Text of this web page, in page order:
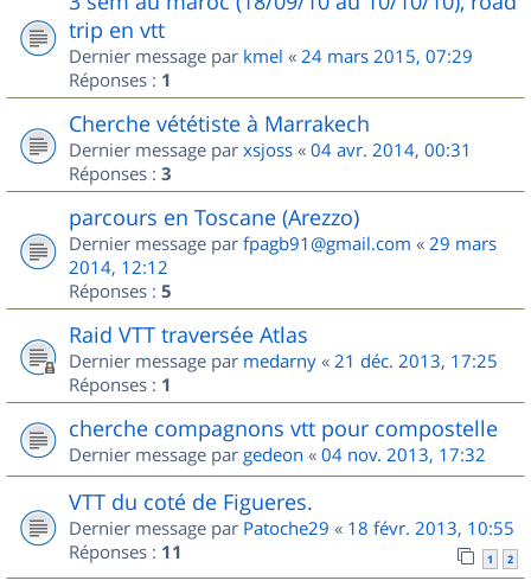
trip en vtt
Dernier message par kmel « 24 mars 2015, 07:29
Réponses : 1
Cherche vététiste à Marrakech
Dernier message par xsjoss « 04 avr. 2014, 00:31
Réponses : 3
parcours en Toscane (Arezzo)
Dernier message par fpagb91@gmail.com « 29 mars
2014, 12:12
Réponses : 5
Raid VTT traversée Atlas
Dernier message par medarny « 21 déc. 2013, 17:25
Réponses : 1
cherche compagnons vtt pour compostelle
Dernier message par gedeon « 04 nov. 2013, 17:32
VTT du coté de Figueres.
Dernier message par Patoche29 « 18 févr. 2013, 10:55
Réponses : 11 1 2